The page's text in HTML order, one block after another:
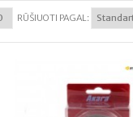
RŪŠIUOTI PAGAL: